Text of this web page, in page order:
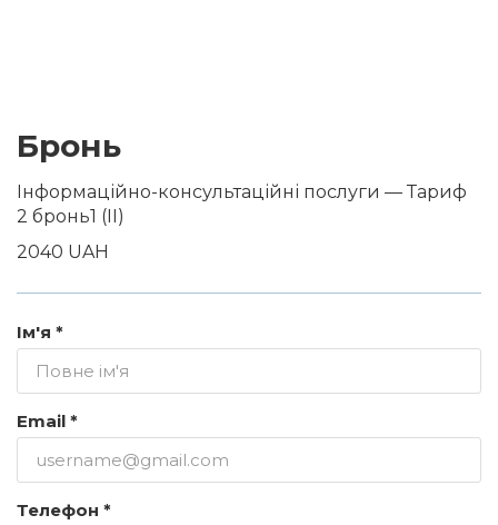
Бронь
Інформаційно-консультаційні послуги — Тариф
2 бронь1 (II)
2040 UAH
Ім'я *
Email *
Телефон *